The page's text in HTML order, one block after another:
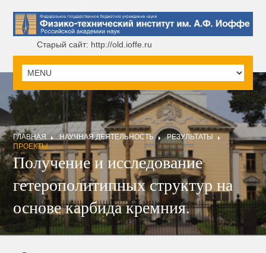
Старый сайт: http://old.ioffe.ru
ГЛАВНАЯ НАУЧНАЯ ДЕЯТЕЛЬНОСТЬ
РЕЗУЛЬТАТЫ
ПРОЕКТЫ
Получение и исследование
гетерополитипных структур на
основе карбида кремния.